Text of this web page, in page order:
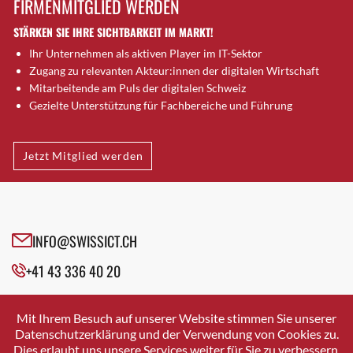
Brugg AG
Brütten
Bubendorf
Bubikon
Buchs (SG)
Bäretswil
Bülach
Cazis
Crissier
Davos Platz
Dierikon
Dietikon
FIRMENMITGLIED WERDEN
STÄRKEN SIE IHRE SICHTBARKEIT IM MARKT!
Ihr Unternehmen als aktiven Player im IT-Sektor
Zugang zu relevanten Akteur:innen der digitalen Wirtschaft
Mitarbeitende am Puls der digitalen Schweiz
Gezielte Unterstützung für Fachbereiche und Führung
Jetzt Mitglied werden
INFO@SWISSICT.CH
+41 43 336 40 20
SWISSICT
VULKANSTRASSE 120
8048 ZURICH
Mit Ihrem Besuch auf unserer Website stimmen Sie unserer
Datenschutzerklärung und der Verwendung von Cookies zu.
Dies erlaubt uns unsere Services weiter für Sie zu verbessern.